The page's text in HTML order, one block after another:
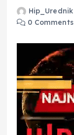
Hip_Urednik
0 Comments